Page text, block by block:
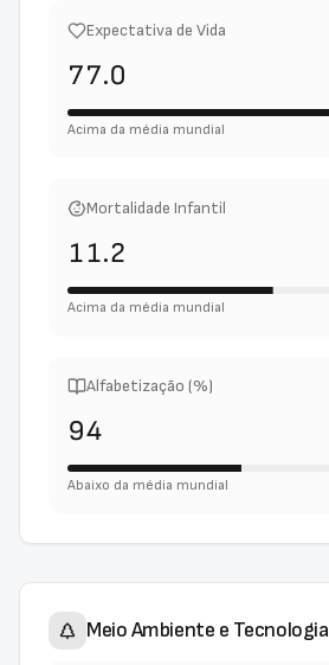
Expectativa de Vida
77.0
Acima da média mundial
Mortalidade Infantil
11.2
Acima da média mundial
Alfabetização (%)
94
Abaixo da média mundial
Meio Ambiente e Tecnologia